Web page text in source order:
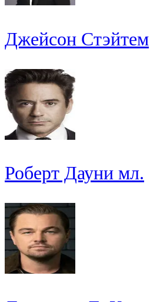
Джейсон Стэйтем
Роберт Дауни мл.